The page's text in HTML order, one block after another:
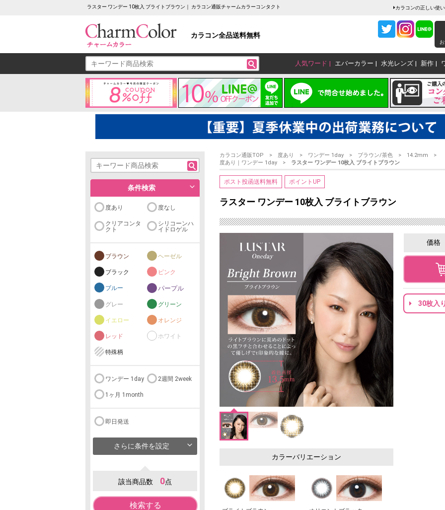
ラスター ワンデー 10枚入 ブライトブラウン｜ カラコン通販チャームカラーコンタクト カラコンの正しい使
カラコン全品送料無料
人気ワード エバーカラー 水光レンズ 新作
条件検索
度あり 度なし
クリアコンタ
クト
シリコーンハ
イドロゲル
ブラウン ヘーゼル
ブラック ピンク
ブルー パープル
グレー グリーン
イエロー オレンジ
レッド ホワイト
特殊柄
ワンデー 1day 2週間 2week
1ヶ月 1month
即日発送
さらに条件を設定
該当商品数 0点
検索する
カラコン通販TOP 度あり ワンデー 1day ブラウン/茶色 14.2mm
度あり｜ワンデー 1day
ラスター ワンデー 10枚入 ブライトブラウン
ポスト投函送料無料 ポイントUP
ラスター ワンデー 10枚入 ブライトブラウン
カラーバリエーション
価格
30枚入